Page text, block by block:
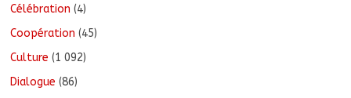
Célébration (4)
Coopération (45)
Culture (1 092)
Dialogue (86)